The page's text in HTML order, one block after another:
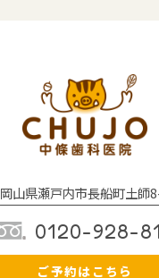
岡山県瀬戸内市長船町土師
0120-928-
ご予約はこちら